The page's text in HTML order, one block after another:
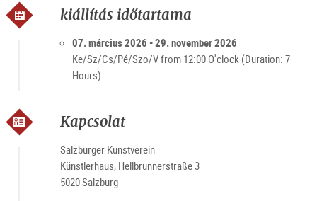
utal: dehumanizáció.
kiállítás időtartama
07. március 2026 - 29. november 2026
Ke/Sz/Cs/Pé/Szo/V from 12:00 O'clock (Duration: 7
Hours)
Kapcsolat
Salzburger Kunstverein
Künstlerhaus, Hellbrunnerstraße 3
5020 Salzburg